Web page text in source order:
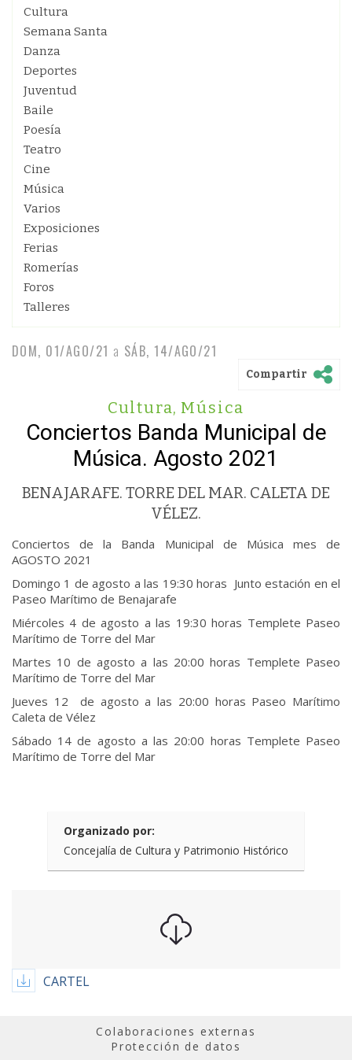
Cultura
Semana Santa
Danza
Deportes
Juventud
Baile
Poesía
Teatro
Cine
Música
Varios
Exposiciones
Ferias
Romerías
Foros
Talleres
DOM, 01/AGO/21 a SÁB, 14/AGO/21
Compartir
Cultura, Música
Conciertos Banda Municipal de
Música. Agosto 2021
BENAJARAFE. TORRE DEL MAR. CALETA DE
VÉLEZ.
Conciertos de la Banda Municipal de Música mes de
AGOSTO 2021
Domingo 1 de agosto a las 19:30 horas Junto estación en el
Paseo Marítimo de Benajarafe
Miércoles 4 de agosto a las 19:30 horas Templete Paseo
Marítimo de Torre del Mar
Martes 10 de agosto a las 20:00 horas Templete Paseo
Marítimo de Torre del Mar
Jueves 12 de agosto a las 20:00 horas Paseo Marítimo
Caleta de Vélez
Sábado 14 de agosto a las 20:00 horas Templete Paseo
Marítimo de Torre del Mar
Organizado por:
Concejalía de Cultura y Patrimonio Histórico
CARTEL
Colaboraciones externas
Protección de datos